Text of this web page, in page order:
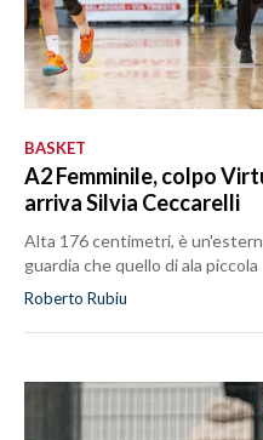
BASKET
A2 Femminile, colpo
arriva Silvia Ceccarelli
Alta 176 centimetri, è
guardia che quello di ala piccola
Roberto Rubiu